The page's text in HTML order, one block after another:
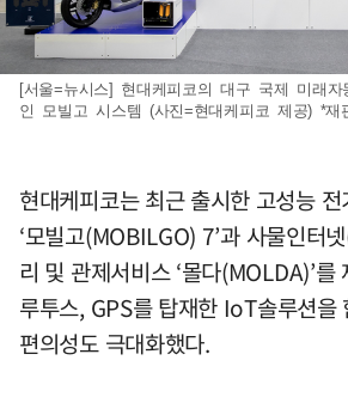
[서울=뉴시스] 현대케피코의 대구 국제 미래
인 모빌고 시스템 (사진=현대케피코 제공) *
현대케피코는 최근 출시한 고성능
‘모빌고(MOBILGO) 7’과 사물인터
리 및 관제서비스 ‘몰다(MOLDA)’
루투스, GPS를 탑재한 IoT솔루션을
편의성도 극대화했다.